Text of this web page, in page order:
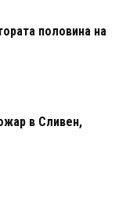
половина на
в Сливен,